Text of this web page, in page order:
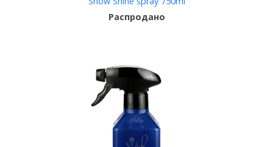
Распродано